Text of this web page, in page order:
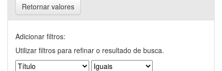
Retornar valores
Adicionar filtros:
Utilizar filtros para refinar o resultado de busca.